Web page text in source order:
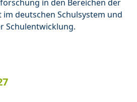
in den Bereichen der
deutschen Schulsystem und
Schulentwicklung.